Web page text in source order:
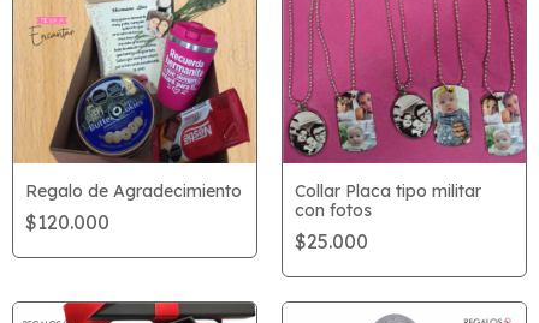
Regalo de Agradecimiento
$120.000
Collar Placa tipo militar
con fotos
$25.000